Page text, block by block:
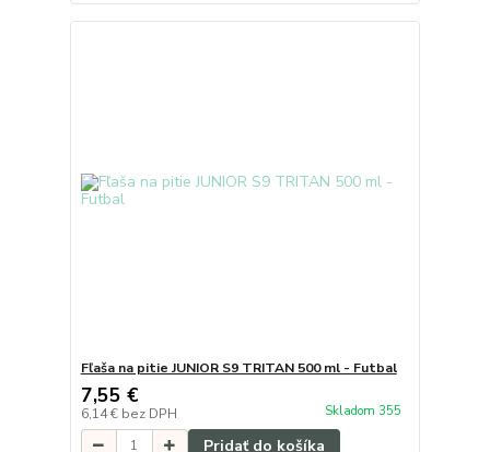
Fľaša na pitie JUNIOR S9 TRITAN 500 ml - Futbal
7,55 €
6,14 € bez DPH Skladom 355
Pridať do košíka